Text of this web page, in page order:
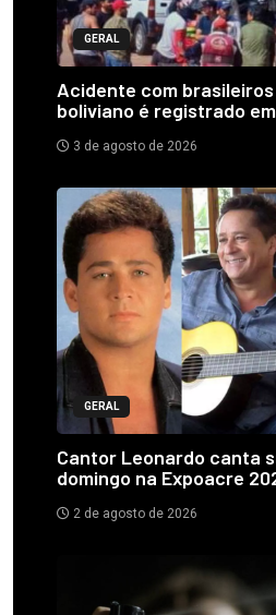
GERAL
Acidente com
boliviano é registrado
3 de agosto de 2026
GERAL
Cantor Leonardo canta
domingo na Expoacre
2 de agosto de 2026